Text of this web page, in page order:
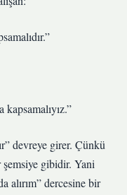
kapsamalıyız.”
devreye girer. Çünkü
gibidir. Yani
alırım” dercesine bir